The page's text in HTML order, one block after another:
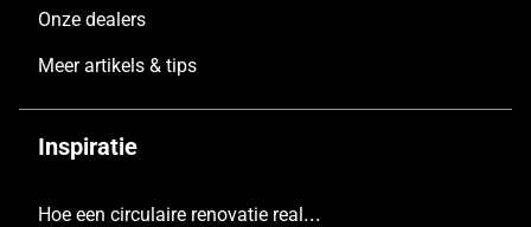
Onze dealers
Meer artikels & tips
Inspiratie
Hoe een circulaire renovatie realiseren